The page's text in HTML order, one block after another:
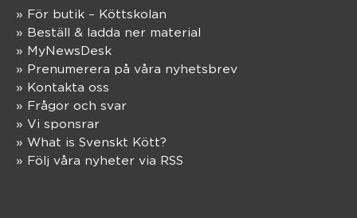
» För butik – Köttskolan
» Beställ & ladda ner material
» MyNewsDesk
» Prenumerera på våra nyhetsbrev
» Kontakta oss
» Frågor och svar
» Vi sponsrar
» What is Svenskt Kött?
» Följ våra nyheter via RSS